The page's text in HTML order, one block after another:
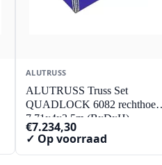
ALUTRUSS
ALUTRUSS Truss Set
QUADLOCK 6082 rechthoek
7.71x4x3.5m (BxDxH)
€7.234,30
✓ Op voorraad